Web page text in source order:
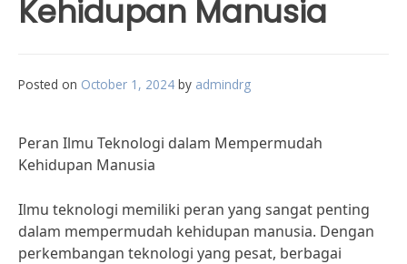
Kehidupan Manusia
Posted on October 1, 2024 by admindrg
Peran Ilmu Teknologi dalam Mempermudah
Kehidupan Manusia
Ilmu teknologi memiliki peran yang sangat penting
dalam mempermudah kehidupan manusia. Dengan
perkembangan teknologi yang pesat, berbagai